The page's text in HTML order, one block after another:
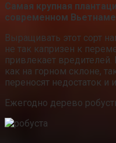
Самая крупная
современном
Выращивать этот сорт
не так капризен к
привлекает
как на горном склоне,
переносят недостаток и
Ежегодно дерево